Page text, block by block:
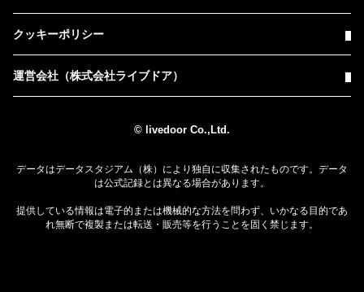
クッキーポリシー
運営会社（株式会社ライブドア）
© livedoor Co.,Ltd.
データはデータスタジアム（株）により独自に収集されたものです。データ
は公式記録とは異なる場合があります。
提供している情報は電子的または機械的な方法を問わず、いかなる目的であ
れ無断で複製または転送・販売等を行うことを固く禁じます。